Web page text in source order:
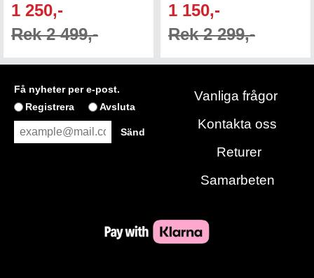
1 250,-
Rek 2 499,-
1 150,-
Rek 2 299,-
Få nyheter per e-post.
Registrera
Avsluta
Vanliga frågor
Kontakta oss
Returer
Samarbeten